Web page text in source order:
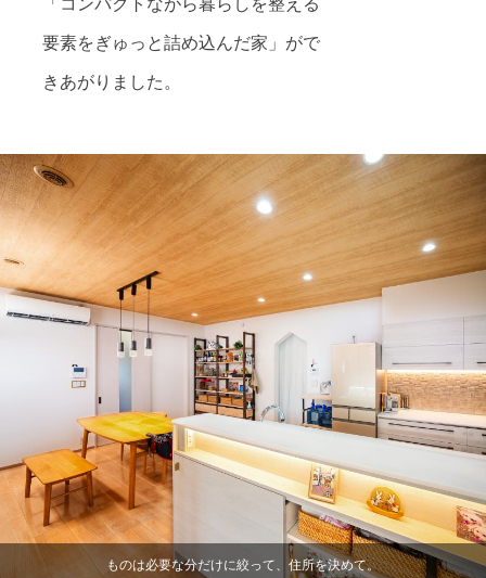
「コンパクトながら暮らしを整える
要素をぎゅっと詰め込んだ家」がで
きあがりました。
ものは必要な分だけに絞って、住所を決めて。